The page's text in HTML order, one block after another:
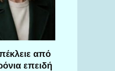
από
επειδή